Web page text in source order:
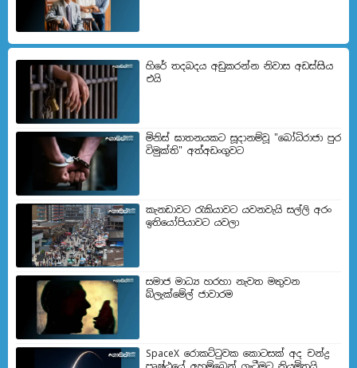
හිරේ තදබදය අඩුකරන්න නිවාස අඩස්සිය
එයි
මිනිස් ඝාතනයකට සූදානම්වූ "බෝධිරාජා පුර
විමුක්ති" අත්අඩංගුවට
කැනඩාවට රැකියාවට යවනවැයි සල්ලි අරං
ඉතියෝපියාවට යවලා
සමාජ මාධ්‍ය හරහා නැවත මතුවන
බ්ලැක්මේල් ජාවාරම
SpaceX රොකට්ටුවක කොටසක් අද චන්ද්‍ර